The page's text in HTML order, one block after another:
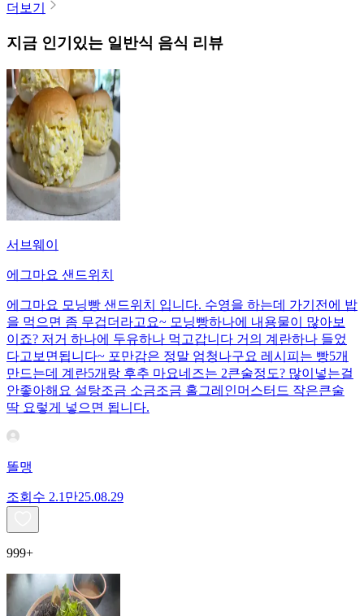
더보기
지금 인기있는 일반식 음식 리뷰
서브웨이
에그마요 샌드위치
에그마요 모닝빵 샌드위치 입니다. 수영을 하는데 가기전에 밥
을 먹으면 좀 무겁더라고요~ 모닝빵하나에 내용물이 많아보
이죠? 저거 하나에 두유하나 먹고갑니다 거의 계란하나 들었
다고보면됩니다~ 포만감은 정말 엄청나구요 레시피는 빵5개
만드는데 계란5개랑 후추 마요네즈는 2큰술정도? 많이넣는걸
안좋아해요 설탕조금 소금조금 홀그레인머스터드 작은큰술
딱 요렇게 넣으면 됩니다.
똘맹
조회수 2.1만25.08.29
999+